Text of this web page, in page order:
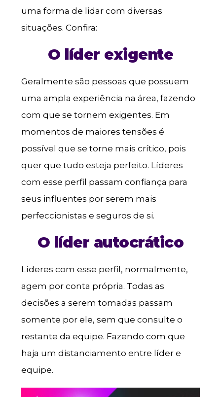
uma forma de lidar com diversas
situações. Confira:
O líder exigente
Geralmente são pessoas que possuem
uma ampla experiência na área, fazendo
com que se tornem exigentes. Em
momentos de maiores tensões é
possível que se torne mais crítico, pois
quer que tudo esteja perfeito. Líderes
com esse perfil passam confiança para
seus influentes por serem mais
perfeccionistas e seguros de si.
O líder autocrático
Líderes com esse perfil, normalmente,
agem por conta própria. Todas as
decisões a serem tomadas passam
somente por ele, sem que consulte o
restante da equipe. Fazendo com que
haja um distanciamento entre líder e
equipe.